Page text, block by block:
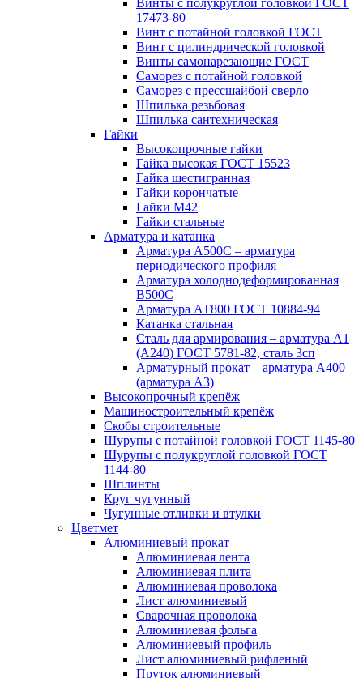
Винты с полукруглой головкой ГОСТ
17473-80
Винт с потайной головкой ГОСТ
Винт с цилиндрической головкой
Винты самонарезающие ГОСТ
Саморез с потайной головкой
Саморез с прессшайбой сверло
Шпилька резьбовая
Шпилька сантехническая
Гайки
Высокопрочные гайки
Гайка высокая ГОСТ 15523
Гайка шестигранная
Гайки корончатые
Гайки М42
Гайки стальные
Арматура и катанка
Арматура А500С – арматура
периодического профиля
Арматура холоднодеформированная
В500С
Арматура АТ800 ГОСТ 10884-94
Катанка стальная
Сталь для армирования – арматура А1
(А240) ГОСТ 5781-82, сталь 3сп
Арматурный прокат – арматура А400
(арматура А3)
Высокопрочный крепёж
Машиностроительный крепёж
Скобы строительные
Шурупы с потайной головкой ГОСТ 1145-80
Шурупы с полукруглой головкой ГОСТ
1144-80
Шплинты
Круг чугунный
Чугунные отливки и втулки
Цветмет
Алюминиевый прокат
Алюминиевая лента
Алюминиевая плита
Алюминиевая проволока
Лист алюминиевый
Сварочная проволока
Алюминиевая фольга
Алюминиевый профиль
Лист алюминиевый рифленый
Пруток алюминиевый